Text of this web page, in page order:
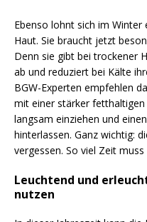
Ebenso lohnt sich im Winter
Haut. Sie braucht jetzt
Denn sie gibt bei trockener
ab und reduziert bei Kälte
BGW-Experten empfehlen
mit einer stärker
langsam einziehen und
hinterlassen. Ganz wichtig:
vergessen. So viel Zeit muss
Leuchtend und
nutzen